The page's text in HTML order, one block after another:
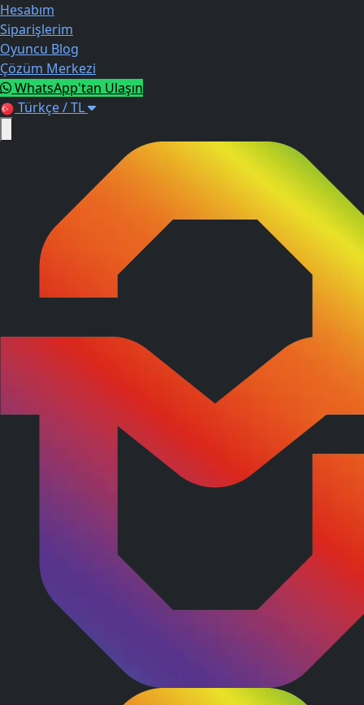
Hesabım
Siparişlerim
Oyuncu Blog
Çözüm Merkezi
WhatsApp'tan Ulaşın
Türkçe / TL